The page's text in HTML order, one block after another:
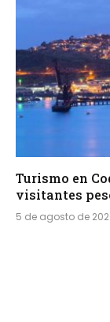
Turismo en
visitantes
5 de agosto de